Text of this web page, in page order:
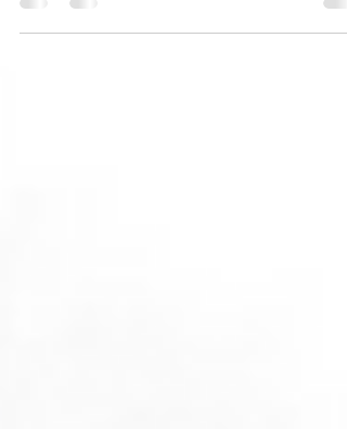
Balayage, babylights y técnicas de iluminación
personalizadas en Reus con resultados naturales y